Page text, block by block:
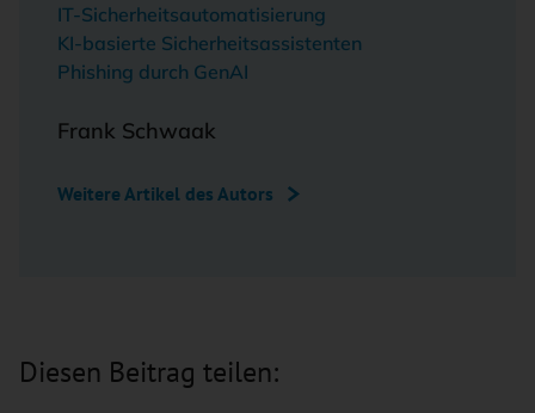
IT-Sicherheitsautomatisierung
KI-basierte Sicherheitsassistenten
Phishing durch GenAI
Frank Schwaak
Weitere Artikel des Autors
Diesen Beitrag teilen: